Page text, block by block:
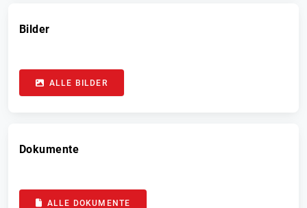
Bilder
ALLE BILDER
Dokumente
ALLE DOKUMENTE